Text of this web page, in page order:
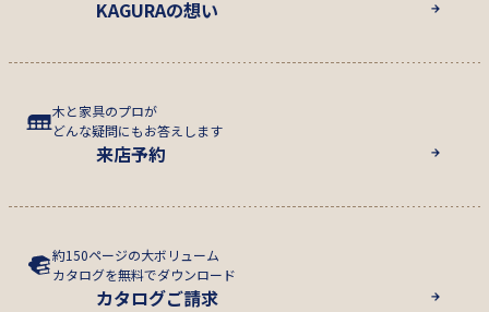
KAGURAの想い
木と家具のプロが
どんな疑問にもお答えします
来店予約
約150ページの大ボリューム
カタログを無料でダウンロード
カタログご請求